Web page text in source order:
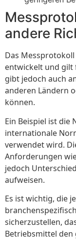
andere
Das
entwickelt und gilt
gibt jedoch auch
anderen Ländern
können.
Ein Beispiel ist die
internationale
verwendet wird.
Anforderungen
jedoch
aufweisen.
Es ist wichtig, die
sicherzustellen,
Betriebsmittel den